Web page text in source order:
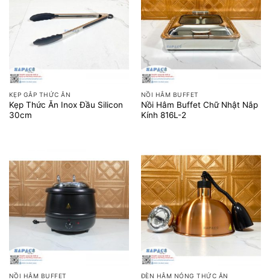
KẸP GẮP THỨC ĂN
Kẹp Thức Ăn Inox Đầu Silicon
30cm
NỒI HÂM BUFFET
Nồi Hâm Buffet Chữ Nhật Nắp
Kính 816L-2
NỒI HÂM BUFFET ĐÈN HÂM NÓNG THỨC ĂN